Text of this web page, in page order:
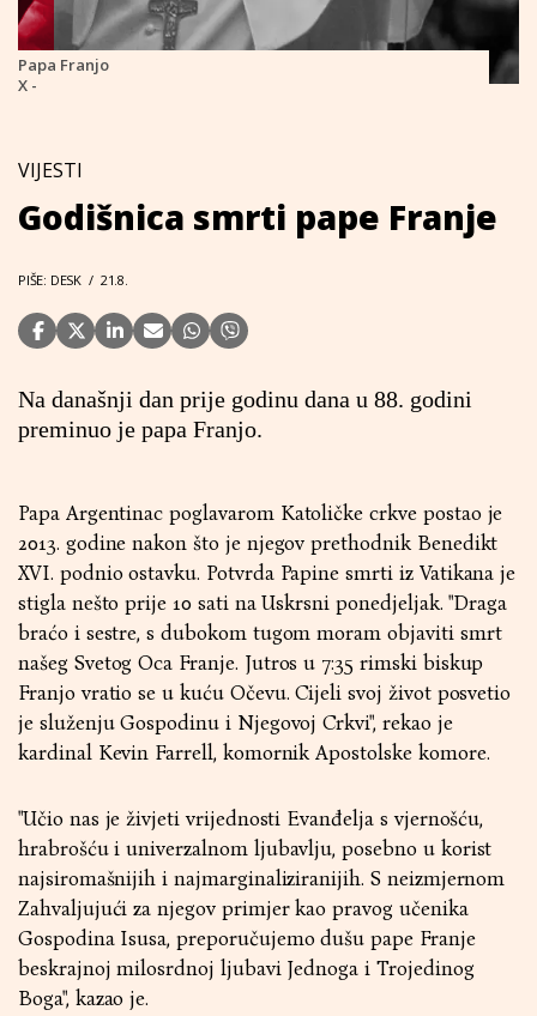
Papa Franjo
X -
VIJESTI
Godišnica smrti pape Franje
PIŠE: DESK / 21.8.
Na današnji dan prije godinu dana u 88. godini
preminuo je papa Franjo.
Papa Argentinac poglavarom Katoličke crkve postao je
2013. godine nakon što je njegov prethodnik Benedikt
XVI. podnio ostavku. Potvrda Papine smrti iz Vatikana je
stigla nešto prije 10 sati na Uskrsni ponedjeljak. "Draga
braćo i sestre, s dubokom tugom moram objaviti smrt
našeg Svetog Oca Franje. Jutros u 7:35 rimski biskup
Franjo vratio se u kuću Očevu. Cijeli svoj život posvetio
je služenju Gospodinu i Njegovoj Crkvi", rekao je
kardinal Kevin Farrell, komornik Apostolske komore.
"Učio nas je živjeti vrijednosti Evanđelja s vjernošću,
hrabrošću i univerzalnom ljubavlju, posebno u korist
najsiromašnijih i najmarginaliziranijih. S neizmjernom
Zahvaljujući za njegov primjer kao pravog učenika
Gospodina Isusa, preporučujemo dušu pape Franje
beskrajnoj milosrdnoj ljubavi Jednoga i Trojedinog
Boga", kazao je.